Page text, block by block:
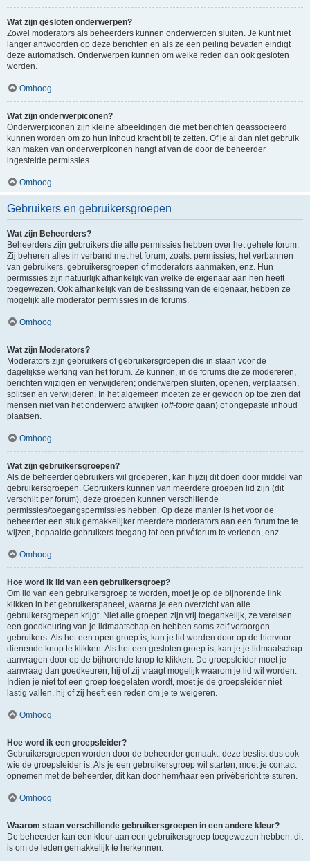
Wat zijn gesloten onderwerpen?
Zowel moderators als beheerders kunnen onderwerpen sluiten. Je kunt niet
langer antwoorden op deze berichten en als ze een peiling bevatten eindigt
deze automatisch. Onderwerpen kunnen om welke reden dan ook gesloten
worden.
Omhoog
Wat zijn onderwerpiconen?
Onderwerpiconen zijn kleine afbeeldingen die met berichten geassocieerd
kunnen worden om zo hun inhoud kracht bij te zetten. Of je al dan niet gebruik
kan maken van onderwerpiconen hangt af van de door de beheerder
ingestelde permissies.
Omhoog
Gebruikers en gebruikersgroepen
Wat zijn Beheerders?
Beheerders zijn gebruikers die alle permissies hebben over het gehele forum.
Zij beheren alles in verband met het forum, zoals: permissies, het verbannen
van gebruikers, gebruikersgroepen of moderators aanmaken, enz. Hun
permissies zijn natuurlijk afhankelijk van welke de eigenaar aan hen heeft
toegewezen. Ook afhankelijk van de beslissing van de eigenaar, hebben ze
mogelijk alle moderator permissies in de forums.
Omhoog
Wat zijn Moderators?
Moderators zijn gebruikers of gebruikersgroepen die in staan voor de
dagelijkse werking van het forum. Ze kunnen, in de forums die ze modereren,
berichten wijzigen en verwijderen; onderwerpen sluiten, openen, verplaatsen,
splitsen en verwijderen. In het algemeen moeten ze er gewoon op toe zien dat
mensen niet van het onderwerp afwijken (off-topic gaan) of ongepaste inhoud
plaatsen.
Omhoog
Wat zijn gebruikersgroepen?
Als de beheerder gebruikers wil groeperen, kan hij/zij dit doen door middel van
gebruikersgroepen. Gebruikers kunnen van meerdere groepen lid zijn (dit
verschilt per forum), deze groepen kunnen verschillende
permissies/toegangspermissies hebben. Op deze manier is het voor de
beheerder een stuk gemakkelijker meerdere moderators aan een forum toe te
wijzen, bepaalde gebruikers toegang tot een privéforum te verlenen, enz.
Omhoog
Hoe word ik lid van een gebruikersgroep?
Om lid van een gebruikersgroep te worden, moet je op de bijhorende link
klikken in het gebruikerspaneel, waarna je een overzicht van alle
gebruikersgroepen krijgt. Niet alle groepen zijn vrij toegankelijk, ze vereisen
een goedkeuring van je lidmaatschap en hebben soms zelf verborgen
gebruikers. Als het een open groep is, kan je lid worden door op de hiervoor
dienende knop te klikken. Als het een gesloten groep is, kan je je lidmaatschap
aanvragen door op de bijhorende knop te klikken. De groepsleider moet je
aanvraag dan goedkeuren, hij of zij vraagt mogelijk waarom je lid wil worden.
Indien je niet tot een groep toegelaten wordt, moet je de groepsleider niet
lastig vallen, hij of zij heeft een reden om je te weigeren.
Omhoog
Hoe word ik een groepsleider?
Gebruikersgroepen worden door de beheerder gemaakt, deze beslist dus ook
wie de groepsleider is. Als je een gebruikersgroep wil starten, moet je contact
opnemen met de beheerder, dit kan door hem/haar een privébericht te sturen.
Omhoog
Waarom staan verschillende gebruikersgroepen in een andere kleur?
De beheerder kan een kleur aan een gebruikersgroep toegewezen hebben, dit
is om de leden gemakkelijk te herkennen.